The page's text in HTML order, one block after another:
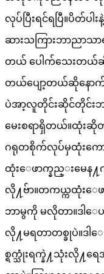
လုပ်ပြီးရင်ရပြီ။ပိတ်ပါး
ဆားသကြားဘာညာသာ
တယ် ပေါက်သေးတယ်ဆို
တယ်ပျော့တယ်ဆိုနောက်
ပဲအာ့လူတိုင်းဆိုင်တိုင်
မေးစရာရှိတယ်။ထုံး
ဂရုတစိုက်လုပ်မှထုံးကောင်
ထုံးေဖာက္နည္းမေန
လို႔ဗ်ာ။တကယ္ကထုံးေဖ
ဘာမွကို မလိုတာ။ဒါေ
လို႔မရတာတစ္ခုပဲ။ဒါ
စ္ရက္သုံးရက္နဲ႔သုံးလို႔